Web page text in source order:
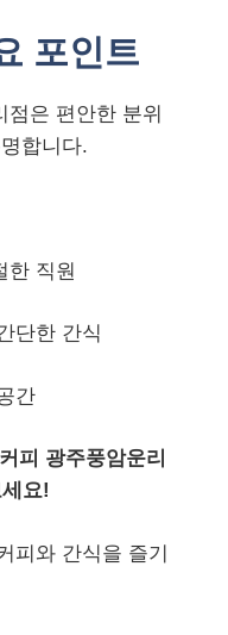
포인트
점은 편안한 분위
합니다.
한 직원
단한 간식
간
피 광주풍암운리
요!
피와 간식을 즐기